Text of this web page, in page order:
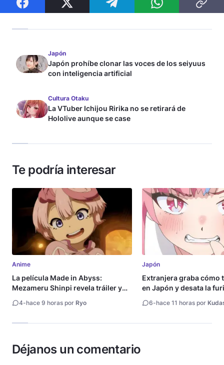
Japón
Japón prohíbe clonar las voces de los seiyuus
con inteligencia artificial
Cultura Otaku
La VTuber Ichijou Ririka no se retirará de
Hololive aunque se case
Te podría interesar
Anime
La película Made in Abyss:
Mezameru Shinpi revela tráiler y
fecha de estreno
4-hace 9 horas por Ryo
Japón
Extranjera graba cómo
en Japón y desata la
6-hace 11 horas por
Déjanos un comentario